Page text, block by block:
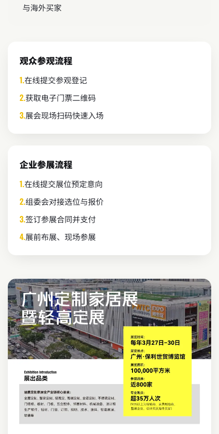
与海外买家
观众参观流程
1.在线提交参观登记
2.获取电子门票二维码
3.展会现场扫码快速入场
企业参展流程
1.在线提交展位预定意向
2.组委会对接选位与报价
3.签订参展合同并支付
4.展前布展、现场参展